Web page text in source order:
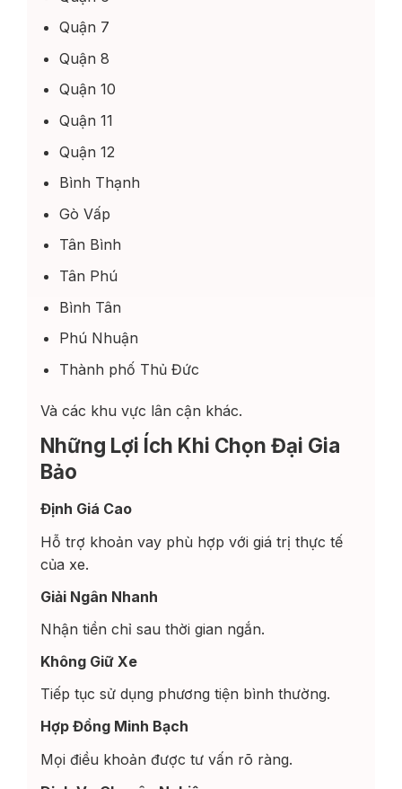
Quận 7
Quận 8
Quận 10
Quận 11
Quận 12
Bình Thạnh
Gò Vấp
Tân Bình
Tân Phú
Bình Tân
Phú Nhuận
Thành phố Thủ Đức
Và các khu vực lân cận khác.
Những Lợi Ích Khi Chọn Đại Gia
Bảo
Định Giá Cao
Hỗ trợ khoản vay phù hợp với giá trị thực tế
của xe.
Giải Ngân Nhanh
Nhận tiền chỉ sau thời gian ngắn.
Không Giữ Xe
Tiếp tục sử dụng phương tiện bình thường.
Hợp Đồng Minh Bạch
Mọi điều khoản được tư vấn rõ ràng.